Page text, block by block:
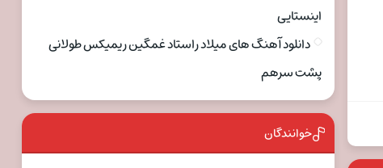
اینستایی
دانلود آهنگ های میلاد راستاد غمگین ریمیکس طولانی
پشت سرهم
خوانندگان